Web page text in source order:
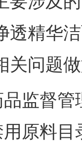
透精华
关问题
督管
原料